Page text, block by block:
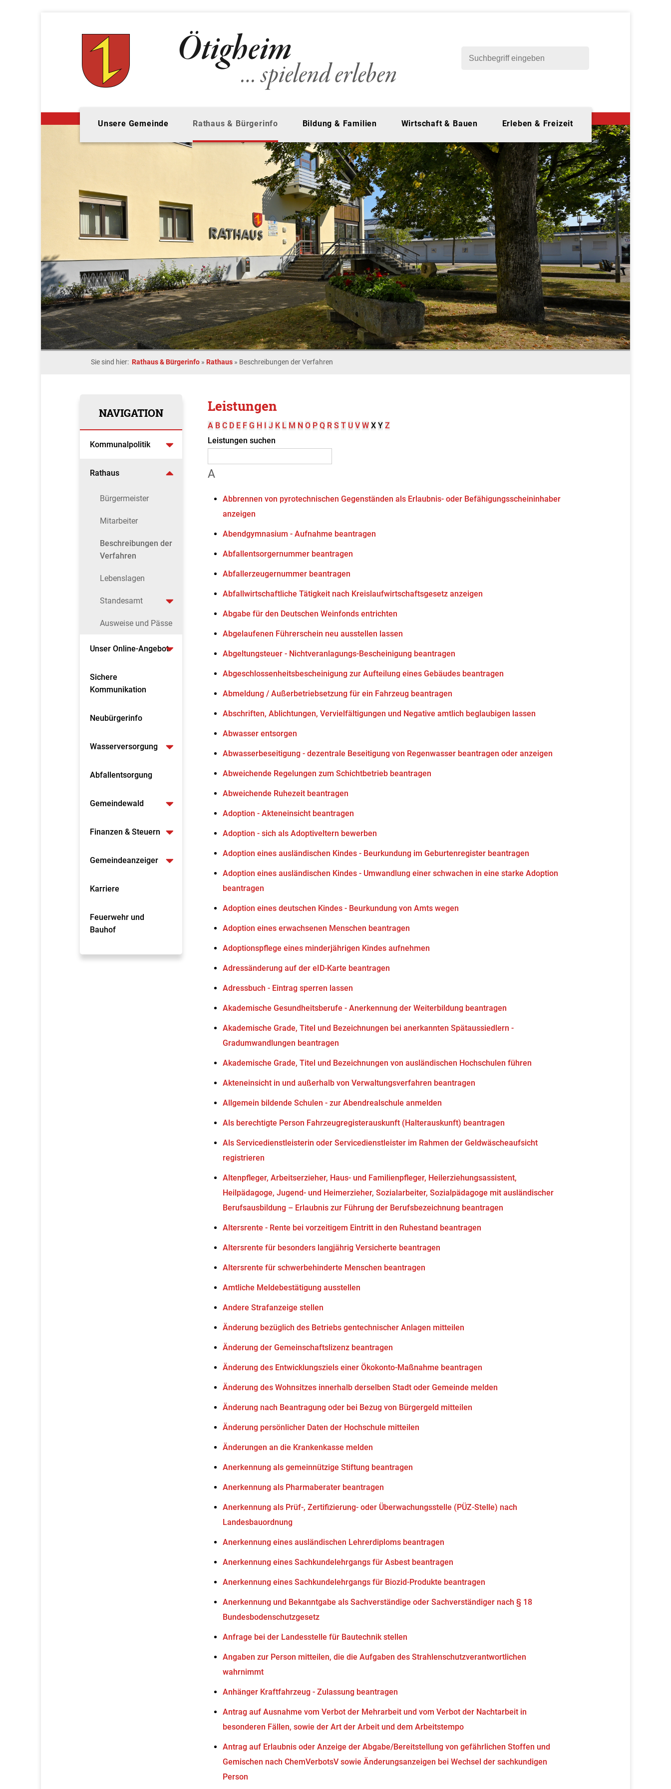
Unsere Gemeinde Rathaus & Bürgerinfo Bildung & Familien Wirtschaft & Bauen Erleben & Freizeit
Sie sind hier: Rathaus & Bürgerinfo » Rathaus » Beschreibungen der Verfahren
NAVIGATION
Kommunalpolitik
Rathaus
Bürgermeister
Mitarbeiter
Beschreibungen der
Verfahren
Lebenslagen
Standesamt
Ausweise und Pässe
Unser Online-Angebot
Sichere
Kommunikation
Neubürgerinfo
Wasserversorgung
Abfallentsorgung
Gemeindewald
Finanzen & Steuern
Gemeindeanzeiger
Karriere
Feuerwehr und
Bauhof
Leistungen
A B C D E F G H I J K L M N O P Q R S T U V W X Y Z
Leistungen suchen
A
Abbrennen von pyrotechnischen Gegenständen als Erlaubnis- oder Befähigungsscheininhaber
anzeigen
Abendgymnasium - Aufnahme beantragen
Abfallentsorgernummer beantragen
Abfallerzeugernummer beantragen
Abfallwirtschaftliche Tätigkeit nach Kreislaufwirtschaftsgesetz anzeigen
Abgabe für den Deutschen Weinfonds entrichten
Abgelaufenen Führerschein neu ausstellen lassen
Abgeltungsteuer - Nichtveranlagungs-Bescheinigung beantragen
Abgeschlossenheitsbescheinigung zur Aufteilung eines Gebäudes beantragen
Abmeldung / Außerbetriebsetzung für ein Fahrzeug beantragen
Abschriften, Ablichtungen, Vervielfältigungen und Negative amtlich beglaubigen lassen
Abwasser entsorgen
Abwasserbeseitigung - dezentrale Beseitigung von Regenwasser beantragen oder anzeigen
Abweichende Regelungen zum Schichtbetrieb beantragen
Abweichende Ruhezeit beantragen
Adoption - Akteneinsicht beantragen
Adoption - sich als Adoptiveltern bewerben
Adoption eines ausländischen Kindes - Beurkundung im Geburtenregister beantragen
Adoption eines ausländischen Kindes - Umwandlung einer schwachen in eine starke Adoption
beantragen
Adoption eines deutschen Kindes - Beurkundung von Amts wegen
Adoption eines erwachsenen Menschen beantragen
Adoptionspflege eines minderjährigen Kindes aufnehmen
Adressänderung auf der eID-Karte beantragen
Adressbuch - Eintrag sperren lassen
Akademische Gesundheitsberufe - Anerkennung der Weiterbildung beantragen
Akademische Grade, Titel und Bezeichnungen bei anerkannten Spätaussiedlern -
Gradumwandlungen beantragen
Akademische Grade, Titel und Bezeichnungen von ausländischen Hochschulen führen
Akteneinsicht in und außerhalb von Verwaltungsverfahren beantragen
Allgemein bildende Schulen - zur Abendrealschule anmelden
Als berechtigte Person Fahrzeugregisterauskunft (Halterauskunft) beantragen
Als Servicedienstleisterin oder Servicedienstleister im Rahmen der Geldwäscheaufsicht
registrieren
Altenpfleger, Arbeitserzieher, Haus- und Familienpfleger, Heilerziehungsassistent,
Heilpädagoge, Jugend- und Heimerzieher, Sozialarbeiter, Sozialpädagoge mit ausländischer
Berufsausbildung – Erlaubnis zur Führung der Berufsbezeichnung beantragen
Altersrente - Rente bei vorzeitigem Eintritt in den Ruhestand beantragen
Altersrente für besonders langjährig Versicherte beantragen
Altersrente für schwerbehinderte Menschen beantragen
Amtliche Meldebestätigung ausstellen
Andere Strafanzeige stellen
Änderung bezüglich des Betriebs gentechnischer Anlagen mitteilen
Änderung der Gemeinschaftslizenz beantragen
Änderung des Entwicklungsziels einer Ökokonto-Maßnahme beantragen
Änderung des Wohnsitzes innerhalb derselben Stadt oder Gemeinde melden
Änderung nach Beantragung oder bei Bezug von Bürgergeld mitteilen
Änderung persönlicher Daten der Hochschule mitteilen
Änderungen an die Krankenkasse melden
Anerkennung als gemeinnützige Stiftung beantragen
Anerkennung als Pharmaberater beantragen
Anerkennung als Prüf-, Zertifizierung- oder Überwachungsstelle (PÜZ-Stelle) nach
Landesbauordnung
Anerkennung eines ausländischen Lehrerdiploms beantragen
Anerkennung eines Sachkundelehrgangs für Asbest beantragen
Anerkennung eines Sachkundelehrgangs für Biozid-Produkte beantragen
Anerkennung und Bekanntgabe als Sachverständige oder Sachverständiger nach § 18
Bundesbodenschutzgesetz
Anfrage bei der Landesstelle für Bautechnik stellen
Angaben zur Person mitteilen, die die Aufgaben des Strahlenschutzverantwortlichen
wahrnimmt
Anhänger Kraftfahrzeug - Zulassung beantragen
Antrag auf Ausnahme vom Verbot der Mehrarbeit und vom Verbot der Nachtarbeit in
besonderen Fällen, sowie der Art der Arbeit und dem Arbeitstempo
Antrag auf Erlaubnis oder Anzeige der Abgabe/Bereitstellung von gefährlichen Stoffen und
Gemischen nach ChemVerbotsV sowie Änderungsanzeigen bei Wechsel der sachkundigen
Person